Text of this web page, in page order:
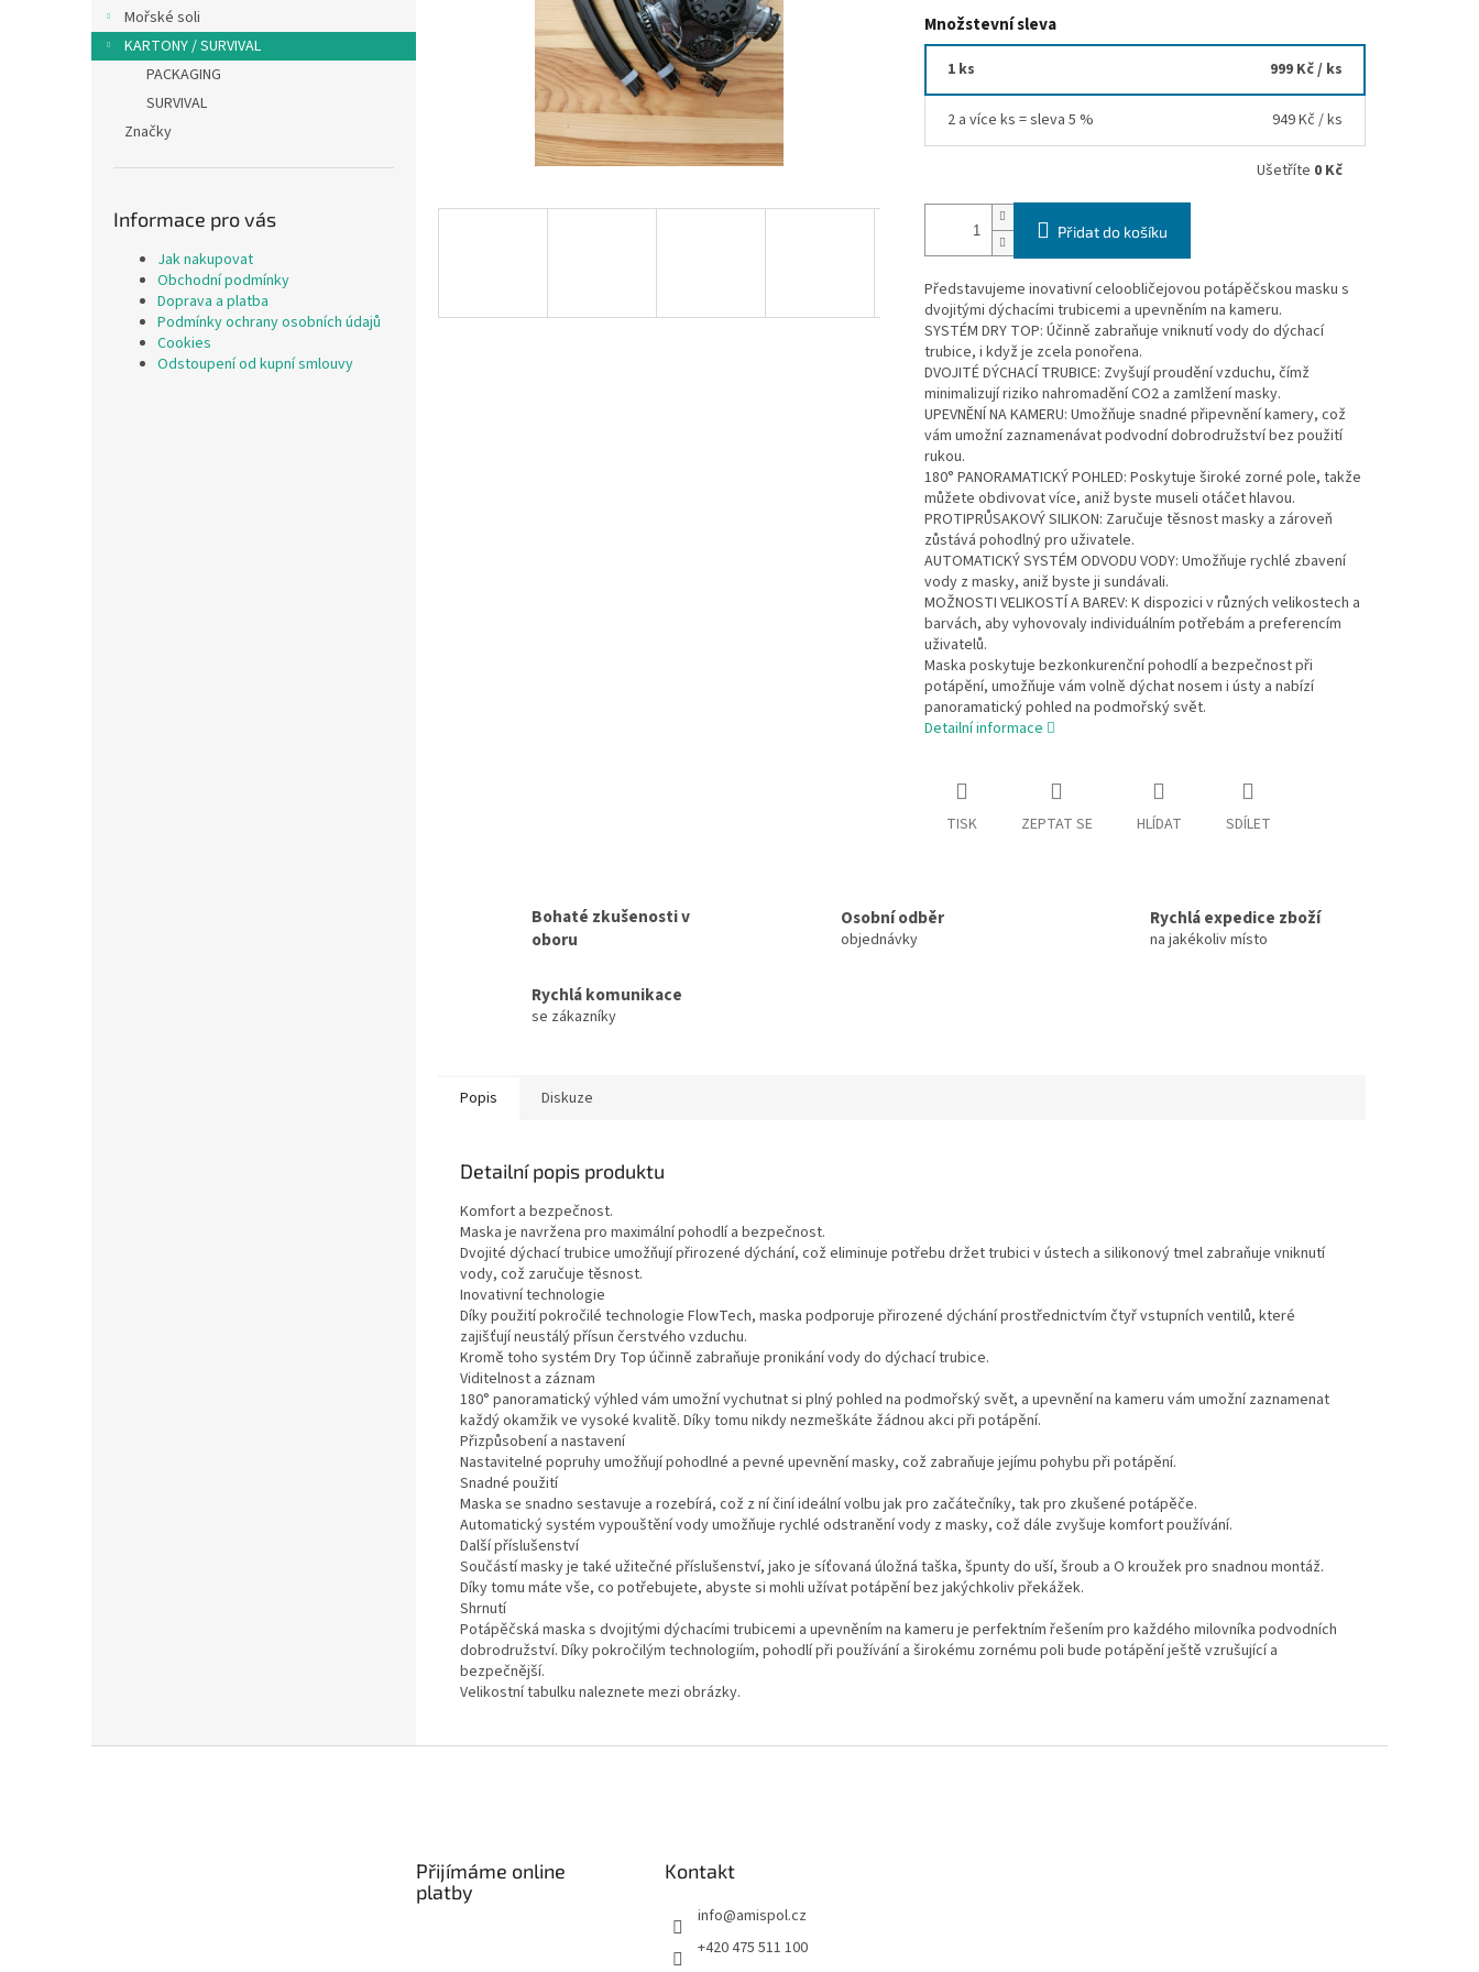
e
l
Mořské soli
KARTONY / SURVIVAL
PACKAGING
SURVIVAL
Značky
Informace pro vás
Jak nakupovat
Obchodní podmínky
Doprava a platba
Podmínky ochrany osobních údajů
Cookies
Odstoupení od kupní smlouvy
Množstevní sleva
1 ks 999 Kč/ ks
2 a více ks = sleva 5 % 949 Kč / ks
Ušetříte 0 Kč
Přidat do košíku
Představujeme inovativní celoobličejovou potápěčskou masku s
dvojitými dýchacími trubicemi a upevněním na kameru.
SYSTÉM DRY TOP: Účinně zabraňuje vniknutí vody do dýchací
trubice, i když je zcela ponořena.
DVOJITÉ DÝCHACÍ TRUBICE: Zvyšují proudění vzduchu, čímž
minimalizují riziko nahromadění CO2 a zamlžení masky.
UPEVNĚNÍ NA KAMERU: Umožňuje snadné připevnění kamery, což
vám umožní zaznamenávat podvodní dobrodružství bez použití
rukou.
180° PANORAMATICKÝ POHLED: Poskytuje široké zorné pole, takže
můžete obdivovat více, aniž byste museli otáčet hlavou.
PROTIPRŮSAKOVÝ SILIKON: Zaručuje těsnost masky a zároveň
zůstává pohodlný pro uživatele.
AUTOMATICKÝ SYSTÉM ODVODU VODY: Umožňuje rychlé zbavení
vody z masky, aniž byste ji sundávali.
MOŽNOSTI VELIKOSTÍ A BAREV: K dispozici v různých velikostech a
barvách, aby vyhovovaly individuálním potřebám a preferencím
uživatelů.
Maska poskytuje bezkonkurenční pohodlí a bezpečnost při
potápění, umožňuje vám volně dýchat nosem i ústy a nabízí
panoramatický pohled na podmořský svět.
Detailní informace
TISK ZEPTAT SE HLÍDAT SDÍLET
Bohaté zkušenosti v
oboru
Osobní odběr
objednávky
Rychlá expedice zboží
na jakékoliv místo
Rychlá komunikace
se zákazníky
Popis Diskuze
Detailní popis produktu
Komfort a bezpečnost.
Maska je navržena pro maximální pohodlí a bezpečnost.
Dvojité dýchací trubice umožňují přirozené dýchání, což eliminuje potřebu držet trubici v ústech a silikonový tmel zabraňuje vniknutí
vody, což zaručuje těsnost.
Inovativní technologie
Díky použití pokročilé technologie FlowTech, maska podporuje přirozené dýchání prostřednictvím čtyř vstupních ventilů, které
zajišťují neustálý přísun čerstvého vzduchu.
Kromě toho systém Dry Top účinně zabraňuje pronikání vody do dýchací trubice.
Viditelnost a záznam
180° panoramatický výhled vám umožní vychutnat si plný pohled na podmořský svět, a upevnění na kameru vám umožní zaznamenat
každý okamžik ve vysoké kvalitě. Díky tomu nikdy nezmeškáte žádnou akci při potápění.
Přizpůsobení a nastavení
Nastavitelné popruhy umožňují pohodlné a pevné upevnění masky, což zabraňuje jejímu pohybu při potápění.
Snadné použití
Maska se snadno sestavuje a rozebírá, což z ní činí ideální volbu jak pro začátečníky, tak pro zkušené potápěče.
Automatický systém vypouštění vody umožňuje rychlé odstranění vody z masky, což dále zvyšuje komfort používání.
Další příslušenství
Součástí masky je také užitečné příslušenství, jako je síťovaná úložná taška, špunty do uší, šroub a O kroužek pro snadnou montáž.
Díky tomu máte vše, co potřebujete, abyste si mohli užívat potápění bez jakýchkoliv překážek.
Shrnutí
Potápěčská maska s dvojitými dýchacími trubicemi a upevněním na kameru je perfektním řešením pro každého milovníka podvodních
dobrodružství. Díky pokročilým technologiím, pohodlí při používání a širokému zornému poli bude potápění ještě vzrušující a
bezpečnější.
Velikostní tabulku naleznete mezi obrázky.
Přijímáme online
platby
Kontakt
info@amispol.cz
+420 475 511 100